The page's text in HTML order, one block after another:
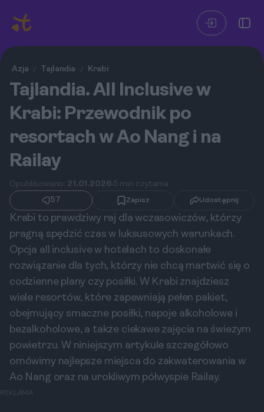
Azja / Tajlandia / Krabi
Tajlandia. All Inclusive w
Krabi: Przewodnik po
resortach w Ao Nang i na
Railay
Opublikowano: 21.01.2026 5 min czytania
57
Zapisz Udostępnij
Krabi to prawdziwy raj dla wczasowiczów, którzy
pragną spędzić czas w luksusowych warunkach.
Opcja all inclusive w hotelach to doskonałe
rozwiązanie dla tych, którzy nie chcą martwić się o
codzienne plany czy posiłki. W Krabi znajdziesz
wiele resortów, które zapewniają pełen pakiet,
obejmujący smaczne posiłki, napoje alkoholowe i
bezalkoholowe, a także ciekawe zajęcia na świeżym
powietrzu. W niniejszym artykule szczegółowo
omówimy najlepsze miejsca do zakwaterowania w
Ao Nang oraz na urokliwym półwyspie Railay.
REKLAMA